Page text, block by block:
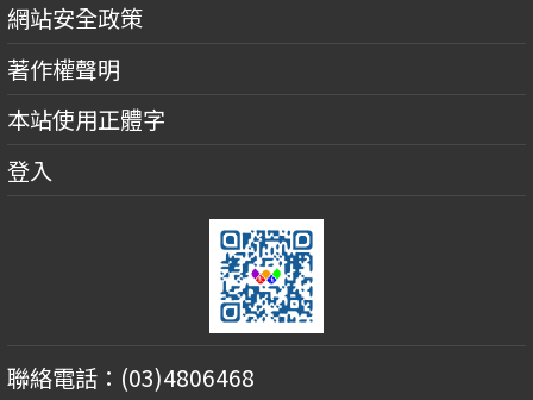
網站安全政策
著作權聲明
本站使用正體字
登入
聯絡電話：(03)4806468